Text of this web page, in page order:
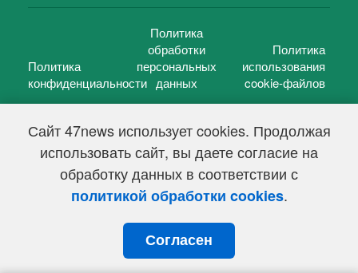
Сайт 47news использует cookies. Продолжая
использовать сайт, вы даете согласие на
обработку данных в соответствии с
политикой обработки cookies.
Согласен
Политика
конфиденциальности
Политика
обработки
персональных
данных
Политика
использования
cookie-файлов
47 новостей (47 news)2005 — 2026 г.
Свидетельство о регистрации СМИ Эл № ФС 77-39848, выдано
Федеральной службой по надзору в сфере связи,
информационных технологий и массовых коммуникаций